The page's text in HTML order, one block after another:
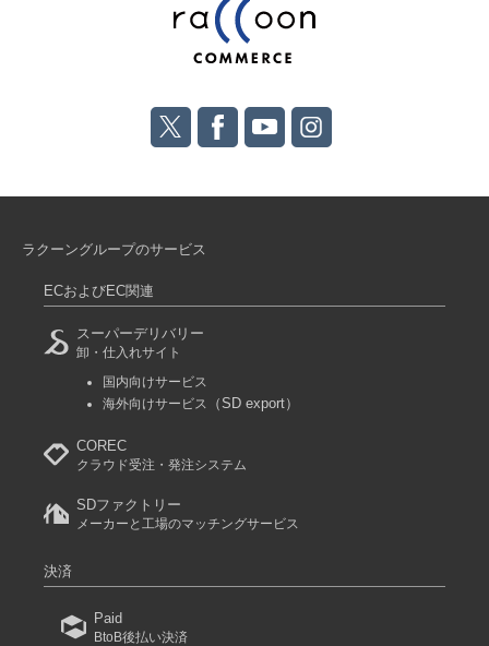
ラクーングループのサービス
ECおよびEC関連
スーパーデリバリー
卸・仕入れサイト
国内向けサービス
海外向けサービス
（SD export）
COREC
クラウド受注・発注システム
SDファクトリー
メーカーと工場のマッチングサービス
決済
Paid
BtoB後払い決済